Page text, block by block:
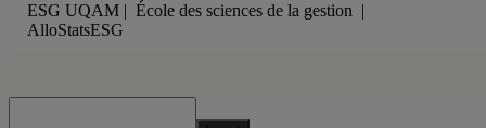
ESG UQAM | École des sciences de la gestion |
AlloStatsESG